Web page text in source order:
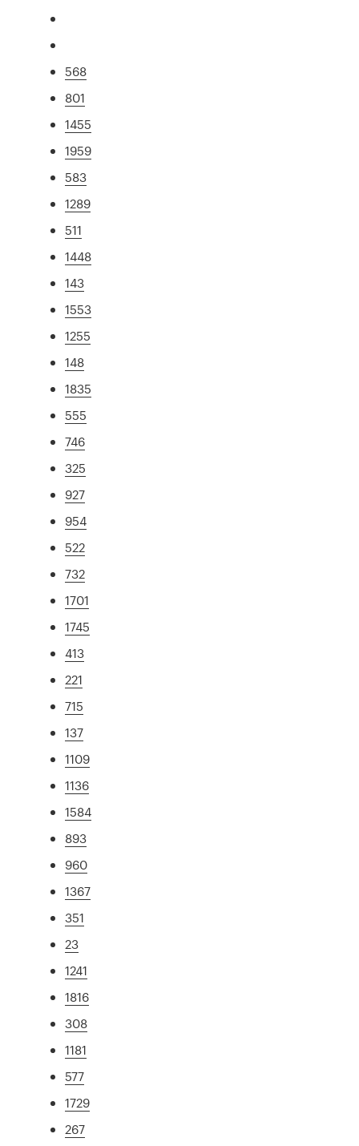
568
801
1455
1959
583
1289
511
1448
143
1553
1255
148
1835
555
746
325
927
954
522
732
1701
1745
413
221
715
137
1109
1136
1584
893
960
1367
351
23
1241
1816
308
1181
577
1729
267